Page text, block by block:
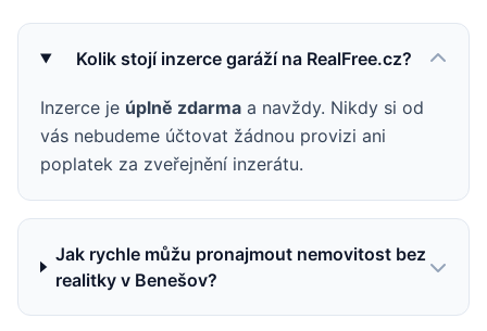
Kolik stojí inzerce garáží na RealFree.cz?
Inzerce je úplně zdarma a navždy. Nikdy si od
vás nebudeme účtovat žádnou provizi ani
poplatek za zveřejnění inzerátu.
Jak rychle můžu pronajmout nemovitost bez
realitky v Benešov?